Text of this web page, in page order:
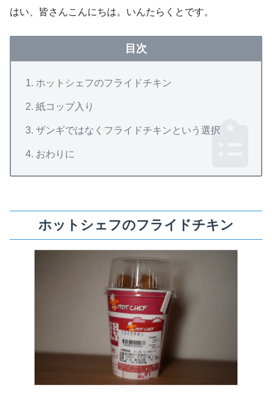
はい、皆さんこんにちは。いんたらくとです。
目次
ホットシェフのフライドチキン
紙コップ入り
ザンギではなくフライドチキンという選択
おわりに
ホットシェフのフライドチキン